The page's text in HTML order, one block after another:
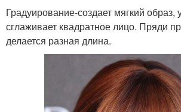
Градуирование-создает мягкий образ,
сглаживает квадратное лицо. Пряди
делается разная длина.